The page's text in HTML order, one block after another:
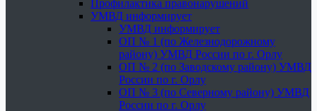
Профилактика правонарушений
УМВД информирует
УМВД информирует
ОП № 1 (по Железнодорожному
району) УМВД России по г. Орлу
ОП № 2 (по Заводскому району) УМВД
России по г. Орлу
ОП № 3 (по Северному району) УМВД
России по г. Орлу